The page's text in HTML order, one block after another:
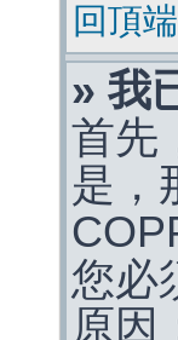
回頂端
» 我
首先
是，
您必
原因